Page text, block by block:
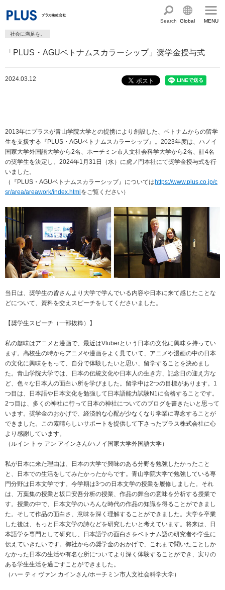
Search Global MENU
社会最適のあゆみ
コーポレート・ガバナンス
人権の尊重
私たちのアクション
「文具の環境配慮」への挑戦
「新たな働く環境づくり」への挑戦
「地域に根ざした学校づくり」への挑戦
これが私の社会最適
マテリアリティ
プラスグループのマテリアリティ
働く人に満足を。
社会に満足を。
地球環境に満足を。
強くしなやかな組織を築く。
数字でわかるプラスグループ
ESGパフォーマンスデータ
第三者保証
社外からの評価
GRIスタンダード対照表
編集方針・レポート・ニュース
グループ構成図
国内外拠点一覧
沿革・年代別トピックス
採用
ニュースリリース
カタログ・サポート
カタログ TOP
オフィス家具サイト
文具・事務用品サイト サポートページ
ミーティングツールサイト サポートページ
お問い合わせ
アクセス
企業TOP
文具・事務用品
ミーティングツール
流通
社会に満足を。
「PLUS・AGUベトナムスカラーシップ」奨学金授与式
2024.03.12
2013年にプラスが青山学院大学との提携により創設した、ベトナムからの留学
生を支援する『PLUS・AGUベトナムスカラーシップ』。2023年度は、ハノイ
国家大学外国語大学から2名、ホーチミン市人文社会科学大学から2名、計4名
の奨学生を決定し、2024年1月31日（水）に虎ノ門本社にて奨学金授与式を行
いました。
（『PLUS・AGUベトナムスカラーシップ』についてはhttps://www.plus.co.jp/c
sr/area/areawork/index.html をご覧ください）
当日は、奨学生の皆さんより大学で学んでいる内容や日本に来て感じたことな
どについて、資料を交えスピーチをしてくださいました。
【奨学生スピーチ（一部抜粋）】
私の趣味はアニメと漫画で、最近はVtuberという日本の文化に興味を持ってい
ます。高校生の時からアニメや漫画をよく見ていて、アニメや漫画の中の日本
の文化に興味をもって、自分で体験したいと思い、留学することを決めまし
た。青山学院大学では、日本の伝統文化や日本人の生き方、記念日の迎え方な
ど、色々な日本人の面白い所を学びました。留学中は2つの目標があります。1
つ目は、日本語や日本文化を勉強して日本語能力試験N1に合格することです。
2つ目は、多くの神社に行って日本の神社についてのブログを書きたいと思って
います。奨学金のおかげで、経済的な心配が少なくなり学業に専念することが
できました。この素晴らしいサポートを提供して下さったプラス株式会社に心
より感謝しています。
（ルイン トゥ アン アインさん/ハノイ国家大学外国語大学）
私が日本に来た理由は、日本の大学で興味のある分野を勉強したかったこと
と、日本での生活をしてみたかったからです。青山学院大学で勉強している専
門分野は日本文学です。今学期は3つの日本文学の授業を履修しました。それ
は、万葉集の授業と坂口安吾分析の授業、作品の舞台の意味を分析する授業で
す。授業の中で、日本文学のいろんな時代の作品の知識を得ることができまし
た。そして作品の面白さ、意味を深く理解することができました。大学を卒業
した後は、もっと日本文学の詩などを研究したいと考えています。将来は、日
本語学を専門として研究し、日本語学の面白さをベトナム語の研究者や学生に
伝えていきたいです。御社からの奨学金のおかげで、これまで聞いたことしか
なかった日本の生活や有名な所についてより深く体験することができ、実りの
ある学生生活を過ごすことができました。
（ハー ティ ヴァン カインさん/ホーチミン市人文社会科学大学）